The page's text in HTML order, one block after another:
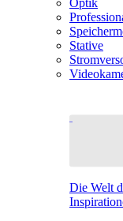
Optik
Stative
Die Welt